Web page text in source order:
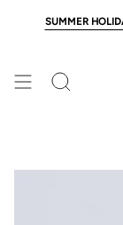
SUMMER
Search